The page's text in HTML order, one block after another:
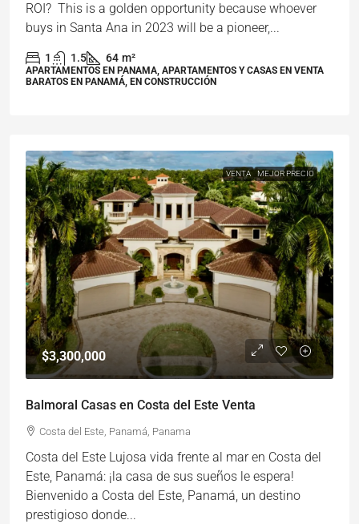
ROI? This is a golden opportunity because whoever
buys in Santa Ana in 2023 will be a pioneer,...
1 1.5 64 m²
APARTAMENTOS EN PANAMA, APARTAMENTOS Y CASAS EN VENTA
BARATOS EN PANAMÁ, EN CONSTRUCCIÓN
VENTA MEJOR PRECIO
$3,300,000
Balmoral Casas en Costa del Este Venta
Costa del Este, Panamá, Panama
Costa del Este Lujosa vida frente al mar en Costa del
Este, Panamá: ¡la casa de sus sueños le espera!
Bienvenido a Costa del Este, Panamá, un destino
prestigioso donde...